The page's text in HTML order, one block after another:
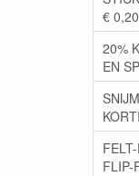
€
20%
EN
FLIP-